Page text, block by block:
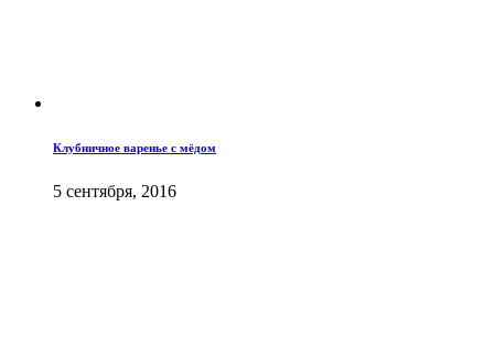
Клубничное варенье с мёдом
5 сентября, 2016